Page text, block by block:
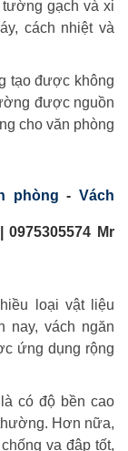
gạch và xi
cách nhiệt và
tạo được không
được nguồn
cho văn phòng
phòng -Vách
|0975305574 Mr
loại vật liệu
nay, vách ngăn
ứng dụng rộng
có độ bền cao
Hơn nữa,
va đập tốt,